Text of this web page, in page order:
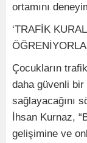
ortamını
‘TRAFİK
Çocukların
daha güvenli bir
sağlayacağını
İhsan Kurnaz,
gelişimine ve